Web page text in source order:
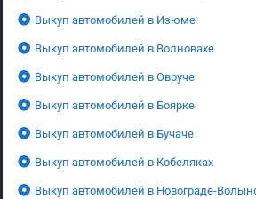
Выкуп автомобилей в Изюме
Выкуп автомобилей в Волновахе
Выкуп автомобилей в Овруче
Выкуп автомобилей в Боярке
Выкуп автомобилей в Бучаче
Выкуп автомобилей в Кобеляках
Выкуп автомобилей в Новограде-